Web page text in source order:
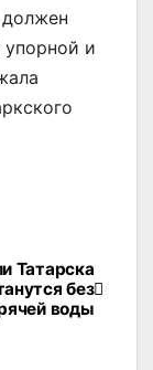
упорной и
Татарска
без
воды